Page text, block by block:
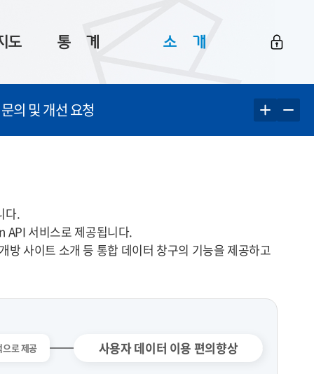
도 통ㅤ계
통계로 보는 부산
소ㅤ개
의 및 개선 요청
다.
API 서비스로 제공됩니다.
사이트 소개 등 통합 데이터 창구의 기능을 제공하고
사용자 데이터 이용 편의향상